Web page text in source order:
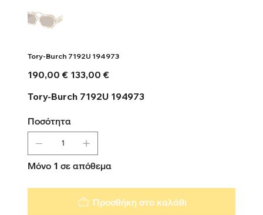
Tory-Burch 7192U 194973
Αρχική
τιμή
190,00 €
Τιμή
έκπτωσης
133,00 €
Tory-Burch 7192U 194973
Ποσότητα
Μόνο 1 σε απόθεμα
Προσθήκη στο καλάθι